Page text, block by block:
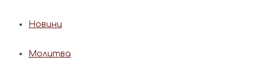
Новини
Молитва